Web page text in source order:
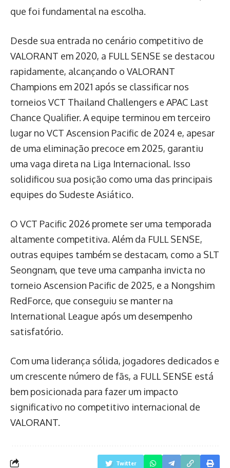
que foi fundamental na escolha.
Desde sua entrada no cenário competitivo de
VALORANT em 2020, a FULL SENSE se destacou
rapidamente, alcançando o VALORANT
Champions em 2021 após se classificar nos
torneios VCT Thailand Challengers e APAC Last
Chance Qualifier. A equipe terminou em terceiro
lugar no VCT Ascension Pacific de 2024 e, apesar
de uma eliminação precoce em 2025, garantiu
uma vaga direta na Liga Internacional. Isso
solidificou sua posição como uma das principais
equipes do Sudeste Asiático.
O VCT Pacific 2026 promete ser uma temporada
altamente competitiva. Além da FULL SENSE,
outras equipes também se destacam, como a SLT
Seongnam, que teve uma campanha invicta no
torneio Ascension Pacific de 2025, e a Nongshim
RedForce, que conseguiu se manter na
International League após um desempenho
satisfatório.
Com uma liderança sólida, jogadores dedicados e
um crescente número de fãs, a FULL SENSE está
bem posicionada para fazer um impacto
significativo no competitivo internacional de
VALORANT.
Twitter